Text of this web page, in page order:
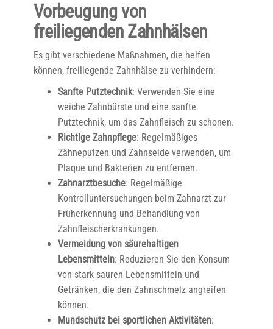
Vorbeugung von
freiliegenden Zahnhälsen
Es gibt verschiedene Maßnahmen, die helfen
können, freiliegende Zahnhälse zu verhindern:
Sanfte Putztechnik: Verwenden Sie eine
weiche Zahnbürste und eine sanfte
Putztechnik, um das Zahnfleisch zu schonen.
Richtige Zahnpflege: Regelmäßiges
Zähneputzen und Zahnseide verwenden, um
Plaque und Bakterien zu entfernen.
Zahnarztbesuche: Regelmäßige
Kontrolluntersuchungen beim Zahnarzt zur
Früherkennung und Behandlung von
Zahnfleischerkrankungen.
Vermeidung von säurehaltigen
Lebensmitteln: Reduzieren Sie den Konsum
von stark sauren Lebensmitteln und
Getränken, die den Zahnschmelz angreifen
können.
Mundschutz bei sportlichen Aktivitäten: